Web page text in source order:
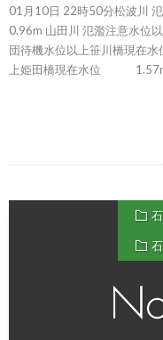
01月10日 22時50分松波
0.96m 山田川 氾濫注意水
団待機水位以上笹川橋現
上姫田橋現在水位